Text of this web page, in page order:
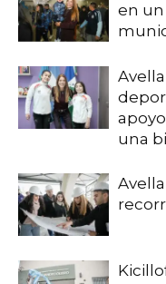
en
una